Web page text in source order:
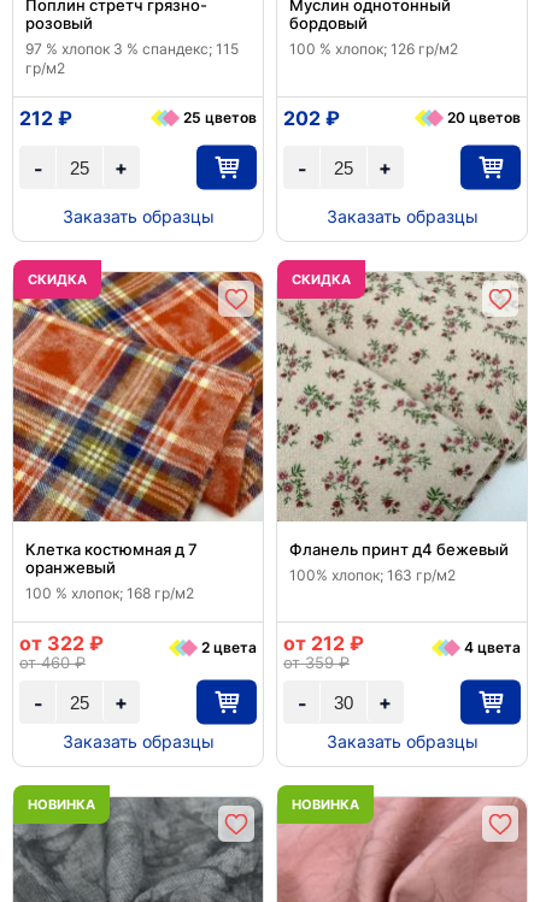
Поплин стретч грязно-
розовый
97 % хлопок 3 % спандекс; 115
гр/м2
+
-
212 ₽ 25 цветов
Заказать образцы
Муслин однотонный
бордовый
100 % хлопок; 126 гр/м2
+
-
202 ₽ 20 цветов
Заказать образцы
CКИДКА
Клетка костюмная д 7
оранжевый
100 % хлопок; 168 гр/м2
+
-
от 322 ₽
от 460 ₽
2 цвета
Заказать образцы
CКИДКА
Фланель принт д4 бежевый
100% хлопок; 163 гр/м2
+
-
от 212 ₽
от 359 ₽
4 цвета
Заказать образцы
НОВИНКА НОВИНКА